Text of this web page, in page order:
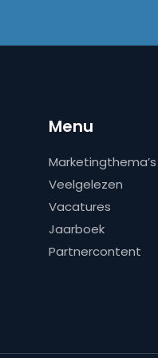
Menu
Marketingthema’s
Veelgelezen
Vacatures
Jaarboek
Partnercontent